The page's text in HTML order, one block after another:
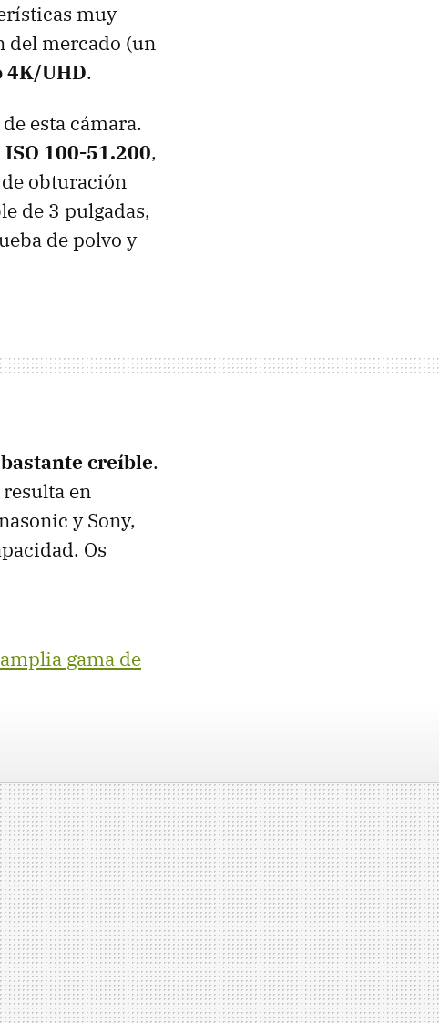
muy
del mercado (un
4K/UHD.
esta cámara.
ISO 100-51.200,
obturación
de 3 pulgadas,
de polvo y
creíble.
en
y Sony,
Os
gama de